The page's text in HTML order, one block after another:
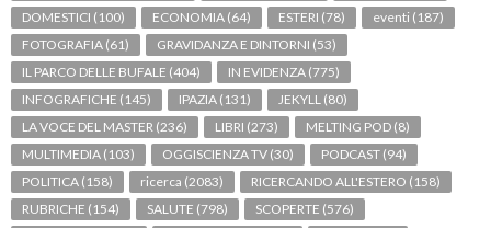
DOMESTICI (100) ECONOMIA (64) ESTERI (78) eventi (187)
FOTOGRAFIA (61) GRAVIDANZA E DINTORNI (53)
IL PARCO DELLE BUFALE (404) IN EVIDENZA (775)
INFOGRAFICHE (145) IPAZIA (131) JEKYLL (80)
LA VOCE DEL MASTER (236) LIBRI (273) MELTING POD (8)
MULTIMEDIA (103) OGGISCIENZA TV (30) PODCAST (94)
POLITICA (158) ricerca (2083) RICERCANDO ALL'ESTERO (158)
RUBRICHE (154) SALUTE (798) SCOPERTE (576)